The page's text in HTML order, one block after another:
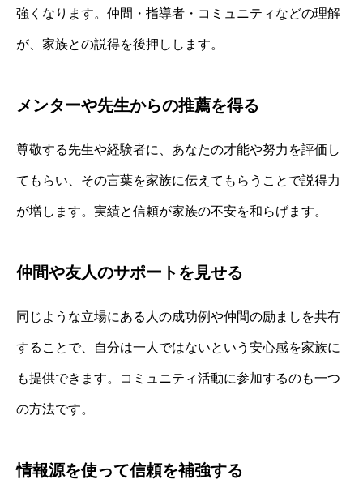
強くなります。仲間・指導者・コミュニティなどの理解
が、家族との説得を後押しします。
メンターや先生からの推薦を得る
尊敬する先生や経験者に、あなたの才能や努力を評価し
てもらい、その言葉を家族に伝えてもらうことで説得力
が増します。実績と信頼が家族の不安を和らげます。
仲間や友人のサポートを見せる
同じような立場にある人の成功例や仲間の励ましを共有
することで、自分は一人ではないという安心感を家族に
も提供できます。コミュニティ活動に参加するのも一つ
の方法です。
情報源を使って信頼を補強する